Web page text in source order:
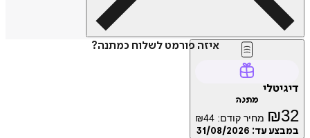
איזה פורמט לשלוח כמתנה?
דיגיטלי
מתנה
₪32 מחיר קודם: ₪44
במבצע עד: 31/08/2026